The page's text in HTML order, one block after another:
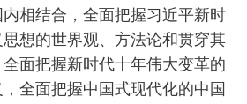
相结合，全面把握习近平新时
想的世界观、方法论和贯穿其
面把握新时代十年伟大变革的
全面把握中国式现代化的中国